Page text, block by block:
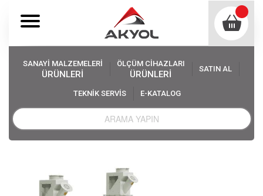
SANAYİ MALZEMELERİ
ÜRÜNLERİ
ÖLÇÜM CİHAZLARI
ÜRÜNLERİ
SATIN AL
TEKNİK SERVİS E-KATALOG
Akyol Sanayi Malzemeleri
Değirmen Makinaları